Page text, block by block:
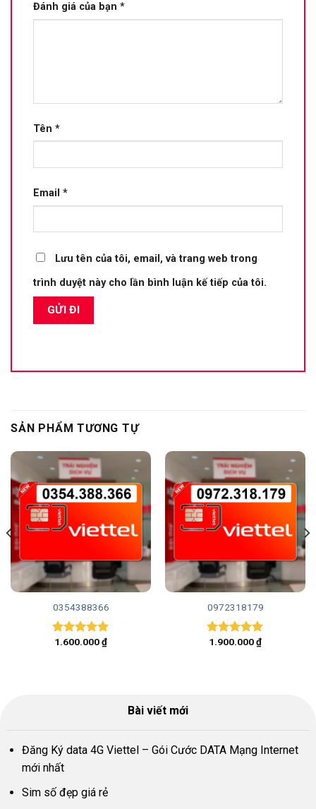
Đánh giá của bạn *
Tên *
Email *
Lưu tên của tôi, email, và trang web trong
trình duyệt này cho lần bình luận kế tiếp của tôi.
SẢN PHẨM TƯƠNG TỰ
0354388366
Được xếp
1.600.000₫
0972318179
Được xếp
1.900.000₫
Bài viết mới
Đăng Ký data 4G Viettel – Gói Cước DATA Mạng Internet
mới nhất
Sim số đẹp giá rẻ